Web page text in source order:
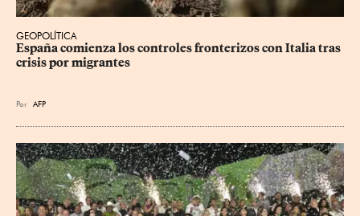
GEOPOLÍTICA
España comienza los controles fronterizos con Italia tras
crisis por migrantes
Por AFP